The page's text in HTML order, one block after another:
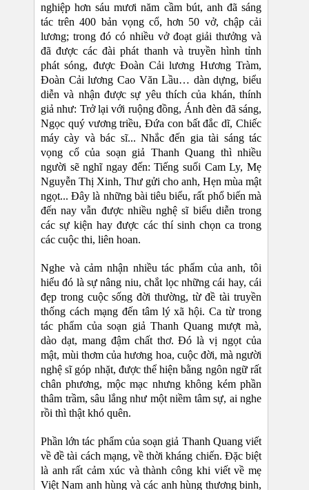
nghiệp hơn sáu mươi năm cầm bút, anh đã sáng
tác trên 400 bản vọng cổ, hơn 50 vở, chập cải
lương; trong đó có nhiều vở đoạt giải thưởng và
đã được các đài phát thanh và truyền hình tỉnh
phát sóng, được Đoàn Cải lương Hương Tràm,
Đoàn Cải lương Cao Văn Lầu… dàn dựng, biểu
diễn và nhận được sự yêu thích của khán, thính
giả như: Trở lại với ruộng đồng, Ánh đèn đã sáng,
Ngọc quý vương triều, Đứa con bất đắc dĩ, Chiếc
máy cày và bác sĩ... Nhắc đến gia tài sáng tác
vọng cổ của soạn giả Thanh Quang thì nhiều
người sẽ nghĩ ngay đến: Tiếng suối Cam Ly, Mẹ
Nguyễn Thị Xinh, Thư gửi cho anh, Hẹn mùa mật
ngọt... Đây là những bài tiêu biểu, rất phổ biến mà
đến nay vẫn được nhiều nghệ sĩ biểu diễn trong
các sự kiện hay được các thí sinh chọn ca trong
các cuộc thi, liên hoan.
Nghe và cảm nhận nhiều tác phẩm của anh, tôi
hiểu đó là sự nâng niu, chắt lọc những cái hay, cái
đẹp trong cuộc sống đời thường, từ đề tài truyền
thống cách mạng đến tâm lý xã hội. Ca từ trong
tác phẩm của soạn giả Thanh Quang mượt mà,
dào dạt, mang đậm chất thơ. Đó là vị ngọt của
mật, mùi thơm của hương hoa, cuộc đời, mà người
nghệ sĩ góp nhặt, được thể hiện bằng ngôn ngữ rất
chân phương, mộc mạc nhưng không kém phần
thâm trầm, sâu lắng như một niềm tâm sự, ai nghe
rồi thì thật khó quên.
Phần lớn tác phẩm của soạn giả Thanh Quang viết
về đề tài cách mạng, về thời kháng chiến. Đặc biệt
là anh rất cảm xúc và thành công khi viết về mẹ
Việt Nam anh hùng và các anh hùng thương binh,